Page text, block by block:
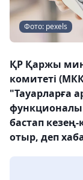
Фото: pexels
ҚР Қаржы
комитеті
"Тауарларға
бастап
отыр, деп